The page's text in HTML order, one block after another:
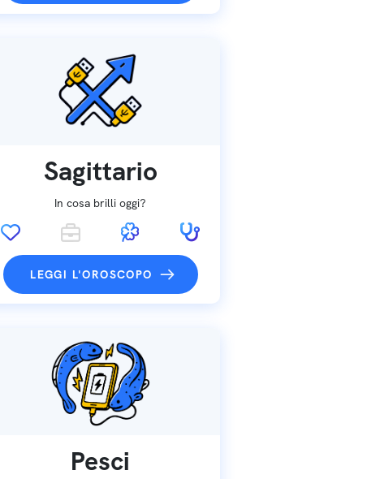
Sagittario
In cosa brilli oggi?
LEGGI L'OROSCOPO
Pesci